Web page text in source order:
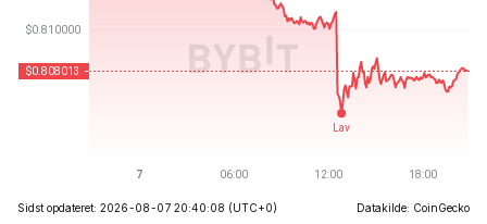
Sidst opdateret: 2026-08-07 20:40:08 (UTC+0)
Datakilde: CoinGecko